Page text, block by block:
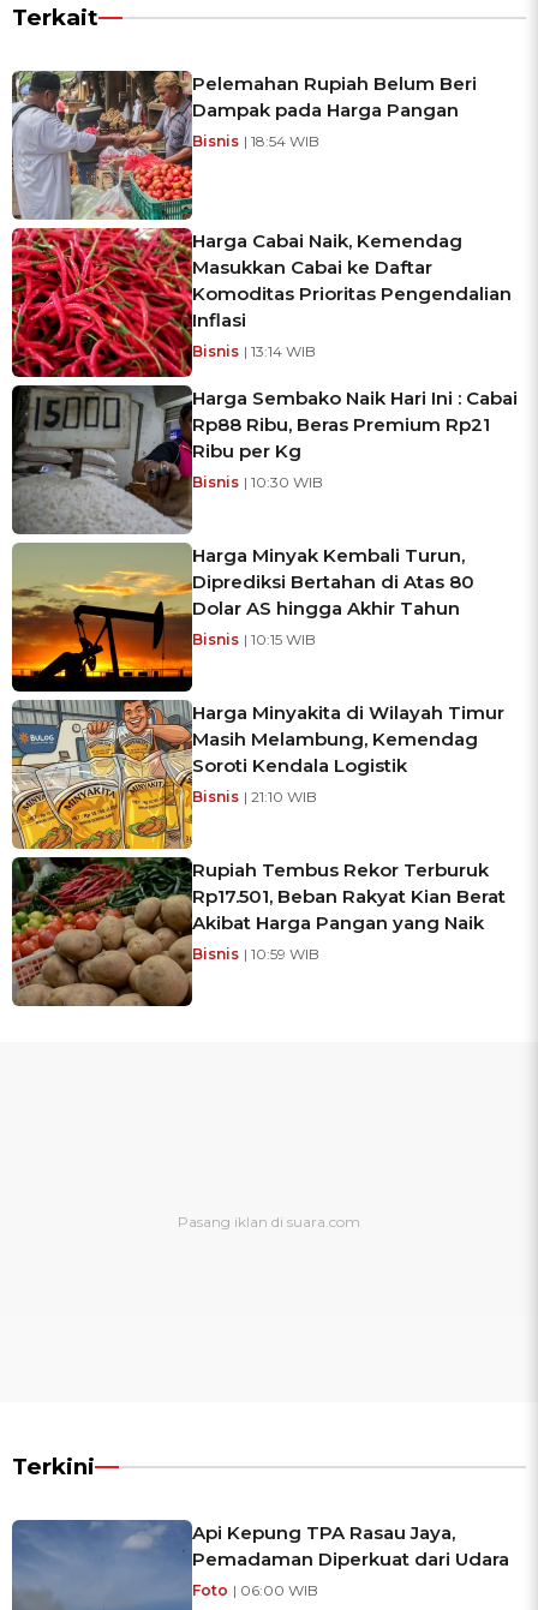
Terkait
Pelemahan Rupiah Belum Beri
Dampak pada Harga Pangan
Bisnis | 18:54 WIB
Harga Cabai Naik, Kemendag
Masukkan Cabai ke Daftar
Komoditas Prioritas Pengendalian
Inflasi
Bisnis | 13:14 WIB
Harga Sembako Naik Hari Ini : Cabai
Rp88 Ribu, Beras Premium Rp21
Ribu per Kg
Bisnis | 10:30 WIB
Harga Minyak Kembali Turun,
Diprediksi Bertahan di Atas 80
Dolar AS hingga Akhir Tahun
Bisnis | 10:15 WIB
Harga Minyakita di Wilayah Timur
Masih Melambung, Kemendag
Soroti Kendala Logistik
Bisnis | 21:10 WIB
Rupiah Tembus Rekor Terburuk
Rp17.501, Beban Rakyat Kian Berat
Akibat Harga Pangan yang Naik
Bisnis | 10:59 WIB
Terkini
Api Kepung TPA Rasau Jaya,
Pemadaman Diperkuat dari Udara
Foto | 06:00 WIB